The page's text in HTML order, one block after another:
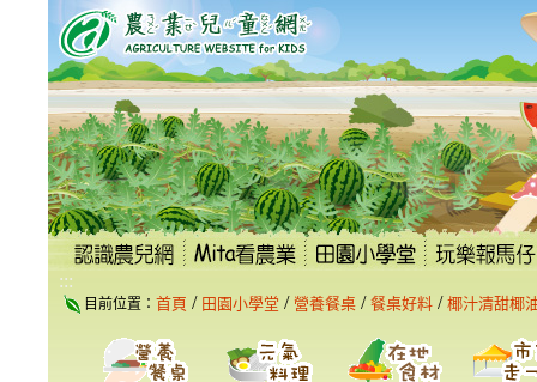
到
主
要
內
容
區
塊
:::
目前位置： 首頁 / 田園小學堂 / 營養餐桌 / 餐桌好料 / 椰汁清甜椰